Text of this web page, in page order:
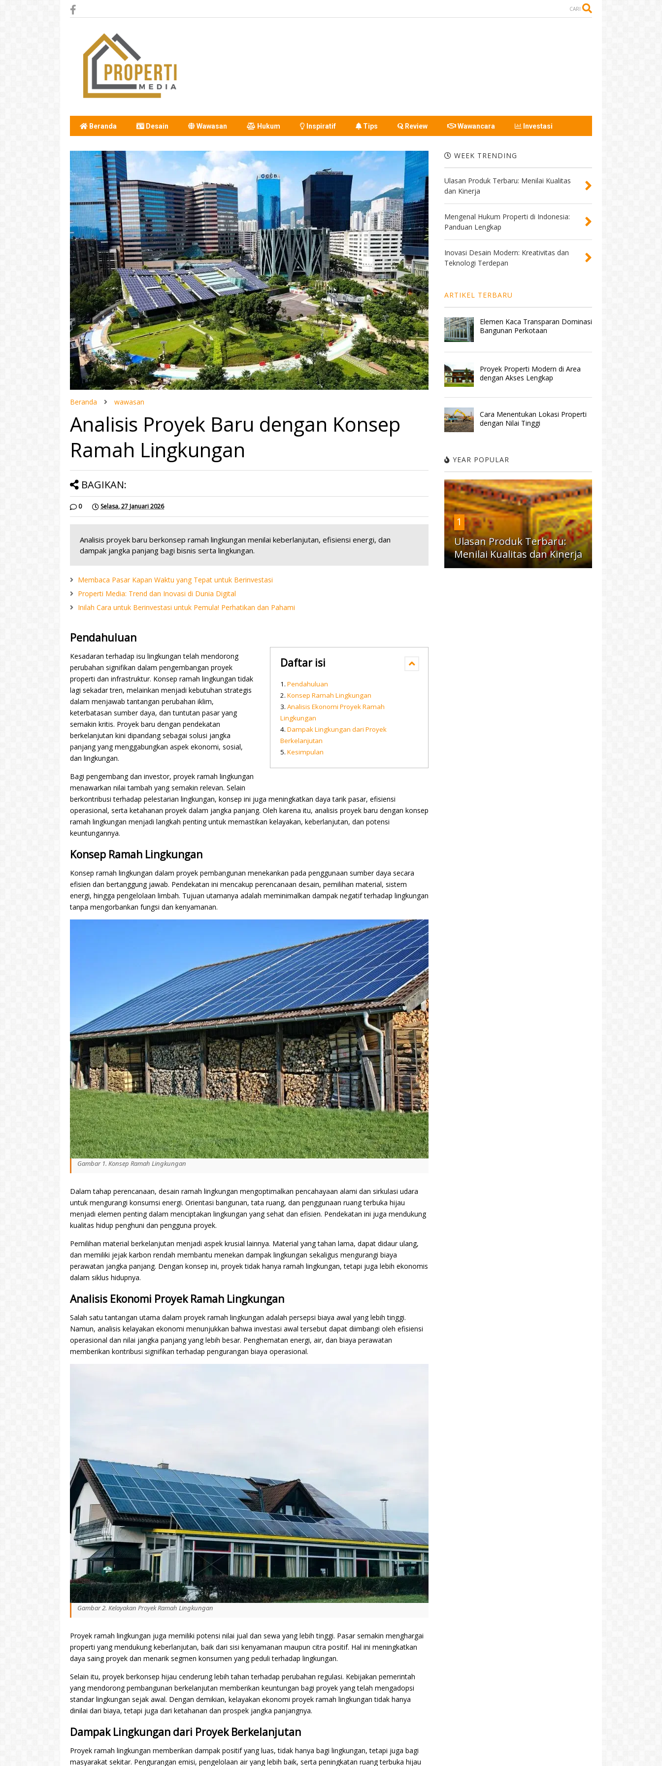
CARI
Beranda Desain Wawasan Hukum Inspiratif Tips Review Wawancara Investasi
Beranda wawasan
Analisis Proyek Baru dengan Konsep
Ramah Lingkungan
BAGIKAN:
0 Selasa, 27 Januari 2026
Analisis proyek baru berkonsep ramah lingkungan menilai keberlanjutan, efisiensi energi, dan
dampak jangka panjang bagi bisnis serta lingkungan.
Membaca Pasar Kapan Waktu yang Tepat untuk Berinvestasi
Properti Media: Trend dan Inovasi di Dunia Digital
Inilah Cara untuk Berinvestasi untuk Pemula! Perhatikan dan Pahami
Daftar isi
Pendahuluan
Konsep Ramah Lingkungan
Analisis Ekonomi Proyek Ramah
Lingkungan
Dampak Lingkungan dari Proyek
Berkelanjutan
Kesimpulan
Pendahuluan
Kesadaran terhadap isu lingkungan telah mendorong
perubahan signifikan dalam pengembangan proyek
properti dan infrastruktur. Konsep ramah lingkungan tidak
lagi sekadar tren, melainkan menjadi kebutuhan strategis
dalam menjawab tantangan perubahan iklim,
keterbatasan sumber daya, dan tuntutan pasar yang
semakin kritis. Proyek baru dengan pendekatan
berkelanjutan kini dipandang sebagai solusi jangka
panjang yang menggabungkan aspek ekonomi, sosial,
dan lingkungan.
Bagi pengembang dan investor, proyek ramah lingkungan
menawarkan nilai tambah yang semakin relevan. Selain
berkontribusi terhadap pelestarian lingkungan, konsep ini juga meningkatkan daya tarik pasar, efisiensi
operasional, serta ketahanan proyek dalam jangka panjang. Oleh karena itu, analisis proyek baru dengan konsep
ramah lingkungan menjadi langkah penting untuk memastikan kelayakan, keberlanjutan, dan potensi
keuntungannya.
Konsep Ramah Lingkungan
Konsep ramah lingkungan dalam proyek pembangunan menekankan pada penggunaan sumber daya secara
efisien dan bertanggung jawab. Pendekatan ini mencakup perencanaan desain, pemilihan material, sistem
energi, hingga pengelolaan limbah. Tujuan utamanya adalah meminimalkan dampak negatif terhadap lingkungan
tanpa mengorbankan fungsi dan kenyamanan.
Gambar 1. Konsep Ramah Lingkungan
Dalam tahap perencanaan, desain ramah lingkungan mengoptimalkan pencahayaan alami dan sirkulasi udara
untuk mengurangi konsumsi energi. Orientasi bangunan, tata ruang, dan penggunaan ruang terbuka hijau
menjadi elemen penting dalam menciptakan lingkungan yang sehat dan efisien. Pendekatan ini juga mendukung
kualitas hidup penghuni dan pengguna proyek.
Pemilihan material berkelanjutan menjadi aspek krusial lainnya. Material yang tahan lama, dapat didaur ulang,
dan memiliki jejak karbon rendah membantu menekan dampak lingkungan sekaligus mengurangi biaya
perawatan jangka panjang. Dengan konsep ini, proyek tidak hanya ramah lingkungan, tetapi juga lebih ekonomis
dalam siklus hidupnya.
Analisis Ekonomi Proyek Ramah Lingkungan
Salah satu tantangan utama dalam proyek ramah lingkungan adalah persepsi biaya awal yang lebih tinggi.
Namun, analisis kelayakan ekonomi menunjukkan bahwa investasi awal tersebut dapat diimbangi oleh efisiensi
operasional dan nilai jangka panjang yang lebih besar. Penghematan energi, air, dan biaya perawatan
memberikan kontribusi signifikan terhadap pengurangan biaya operasional.
Gambar 2. Kelayakan Proyek Ramah Lingkungan
Proyek ramah lingkungan juga memiliki potensi nilai jual dan sewa yang lebih tinggi. Pasar semakin menghargai
properti yang mendukung keberlanjutan, baik dari sisi kenyamanan maupun citra positif. Hal ini meningkatkan
daya saing proyek dan menarik segmen konsumen yang peduli terhadap lingkungan.
Selain itu, proyek berkonsep hijau cenderung lebih tahan terhadap perubahan regulasi. Kebijakan pemerintah
yang mendorong pembangunan berkelanjutan memberikan keuntungan bagi proyek yang telah mengadopsi
standar lingkungan sejak awal. Dengan demikian, kelayakan ekonomi proyek ramah lingkungan tidak hanya
dinilai dari biaya, tetapi juga dari ketahanan dan prospek jangka panjangnya.
Dampak Lingkungan dari Proyek Berkelanjutan
Proyek ramah lingkungan memberikan dampak positif yang luas, tidak hanya bagi lingkungan, tetapi juga bagi
masyarakat sekitar. Pengurangan emisi, pengelolaan air yang lebih baik, serta peningkatan ruang terbuka hijau
WEEK TRENDING
Ulasan Produk Terbaru: Menilai Kualitas
dan Kinerja
Mengenal Hukum Properti di Indonesia:
Panduan Lengkap
Inovasi Desain Modern: Kreativitas dan
Teknologi Terdepan
ARTIKEL TERBARU
Elemen Kaca Transparan Dominasi
Bangunan Perkotaan
Proyek Properti Modern di Area
dengan Akses Lengkap
Cara Menentukan Lokasi Properti
dengan Nilai Tinggi
YEAR POPULAR
1
Ulasan Produk Terbaru:
Menilai Kualitas dan Kinerja